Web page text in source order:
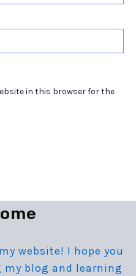
in this browser for the
website! I hope you
my blog and learning